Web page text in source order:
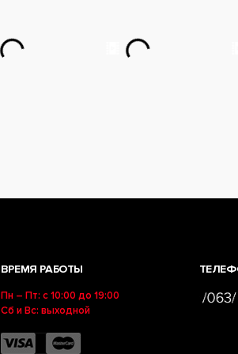
ВРЕМЯ РАБОТЫ
Пн – Пт: с 10:00 до 19:00
Сб и Вс: выходной